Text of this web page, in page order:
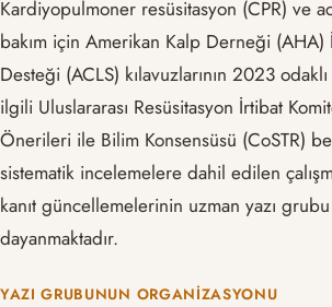
Kardiyopulmoner resüsitasyon (CPR) ve
bakım için Amerikan Kalp Derneği (AHA)
Desteği (ACLS) kılavuzlarının 2023
ilgili Uluslararası Resüsitasyon İrtibat
Önerileri ile Bilim Konsensüsü (CoSTR)
sistematik incelemelere dahil edilen
kanıt güncellemelerinin uzman yazı
dayanmaktadır.
YAZI GRUBUNUN ORGANIZASYONU